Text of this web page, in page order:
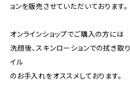
ョンを販売させていただいております。
オンラインショップでご購入の方には
洗顔後、スキンローションでの拭き
イル
のお手入れをオススメしております。